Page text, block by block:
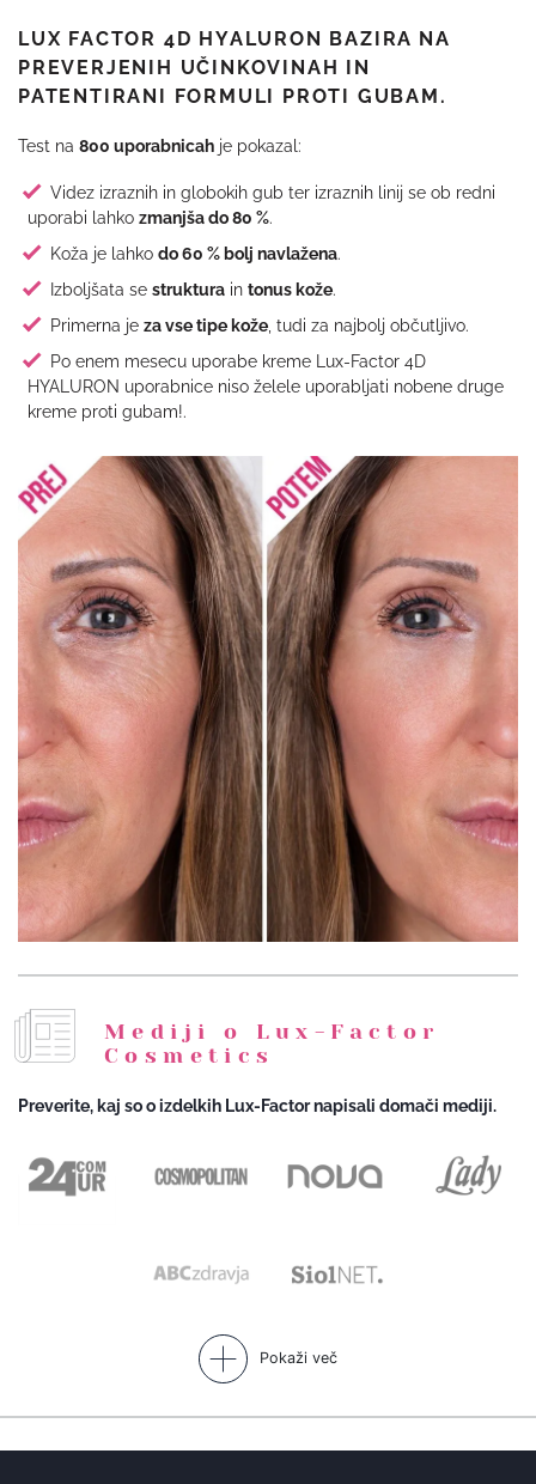
LUX FACTOR 4D HYALURON BAZIRA NA
PREVERJENIH UČINKOVINAH IN
PATENTIRANI FORMULI PROTI GUBAM.
Test na 800 uporabnicah je pokazal:
Videz izraznih in globokih gub ter izraznih linij se ob redni
uporabi lahko zmanjša do 80 %.
Koža je lahko do 60 % bolj navlažena.
Izboljšata se strukturain tonus kože.
Primerna je za vse tipe kože, tudi za najbolj občutljivo.
Po enem mesecu uporabe kreme Lux-Factor 4D
HYALURON uporabnice niso želele uporabljati nobene druge
kreme proti gubam!.
Mediji o Lux-Factor
Cosmetics
Preverite, kaj so o izdelkih Lux-Factor napisali domači mediji.
Pokaži več